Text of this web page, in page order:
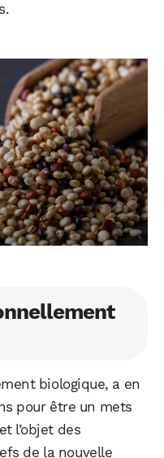
biologique, a en
pour être un mets
l’objet des
de la nouvelle